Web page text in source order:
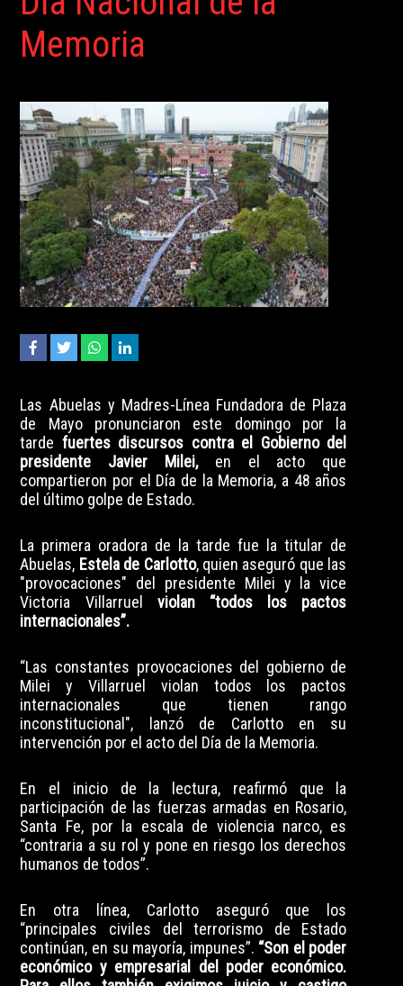
Memoria
Las Abuelas y Madres-Línea Fundadora de Plaza
de Mayo pronunciaron este domingo por la
tarde fuertes discursos contra el Gobierno del
presidente Javier Milei,en el acto que
compartieron por el Día de la Memoria, a 48 años
del último golpe de Estado.
La primera oradora de la tarde fue la titular de
Abuelas, Estela de Carlotto, quien aseguró que las
"provocaciones" del presidente Milei y la vice
Victoria Villarruel
violan “todos los pactos
internacionales”.
“Las constantes provocaciones del gobierno de
Milei y Villarruel violan todos los pactos
internacionales que tienen rango
inconstitucional", lanzó de Carlotto en su
intervención por el acto del Día de la Memoria.
En el inicio de la lectura, reafirmó que la
participación de las fuerzas armadas en Rosario,
Santa Fe, por la escala de violencia narco, es
“contraria a su rol y pone en riesgo los derechos
humanos de todos”.
En otra línea, Carlotto aseguró que los
“principales civiles del terrorismo de Estado
continúan, en su mayoría, impunes”. “Son el poder
económico y empresarial del poder económico.